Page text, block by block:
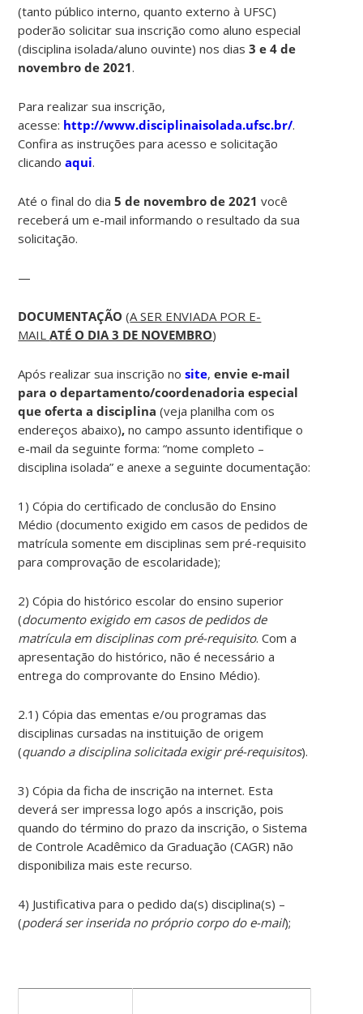
(tanto público interno, quanto externo à UFSC)
poderão solicitar sua inscrição como aluno especial
(disciplina isolada/aluno ouvinte) nos dias3 e 4 de
novembro de 2021.
Para realizar sua inscrição,
acesse: http://www.disciplinaisolada.ufsc.br/.
Confira as instruções para acesso e solicitação
clicandoaqui.
Até o final do dia5 de novembro de 2021 você
receberá um e-mail informando o resultado da sua
solicitação.
—
DOCUMENTAÇÃO (A SER ENVIADA POR E-
MAILATÉ O DIA 3 DE NOVEMBRO)
Após realizar sua inscrição nosite,envie e-mail
para o departamento/coordenadoria especial
que oferta a disciplina (veja planilha com os
endereços abaixo),no campo assunto identifique o
e-mail da seguinte forma: “nome completo –
disciplina isolada” e anexe a seguinte documentação:
1) Cópia do certificado de conclusão do Ensino
Médio (documento exigido em casos de pedidos de
matrícula somente em disciplinas sem pré-requisito
para comprovação de escolaridade);
2) Cópia do histórico escolar do ensino superior
(documento exigido em casos de pedidos de
matrícula em disciplinas com pré-requisito. Com a
apresentação do histórico, não é necessário a
entrega do comprovante do Ensino Médio).
2.1) Cópia das ementas e/ou programas das
disciplinas cursadas na instituição de origem
(quando a disciplina solicitada exigir pré-requisitos).
3) Cópia da ficha de inscrição na internet. Esta
deverá ser impressa logo após a inscrição, pois
quando do término do prazo da inscrição, o Sistema
de Controle Acadêmico da Graduação (CAGR) não
disponibiliza mais este recurso.
4) Justificativa para o pedido da(s) disciplina(s) –
(poderá ser inserida no próprio corpo do e-mail);